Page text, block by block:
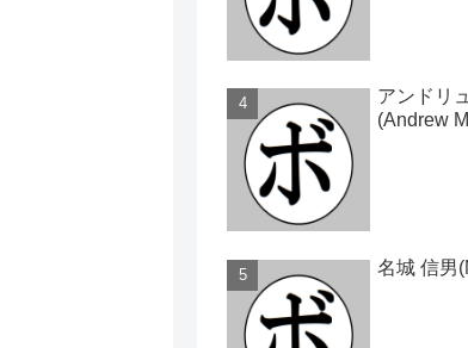
アンドリ
(Andrew
名城 信男